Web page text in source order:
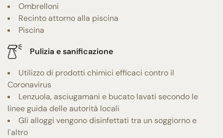
Ombrelloni
Recinto attorno alla piscina
Piscina
Pulizia e sanificazione
Utilizzo di prodotti chimici efficaci contro il
Coronavirus
Lenzuola, asciugamani e bucato lavati secondo le
linee guida delle autorità locali
Gli alloggi vengono disinfettati tra un soggiorno e
l'altro